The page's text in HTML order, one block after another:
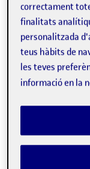
Publicat perPEC 2
Publicat per
David
Visibilitat:
Públic 27
URL del
https://
correctament
finalitats
personalitzada
teus hàbits de
les teves
informació en la